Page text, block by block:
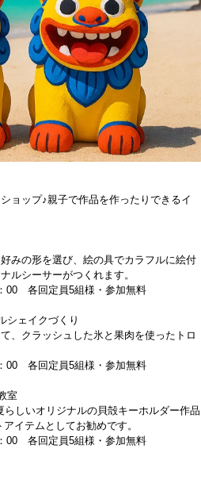
ョップ♪親子で作品を作ったりできるイ
みの形を選び、絵の具でカラフルに絵付
ルシーサーがつくれます。
各回定員5組様・参加無料
シェイクづくり
、クラッシュした氷と果肉を使ったトロ
各回定員5組様・参加無料
室
しいオリジナルの貝殻キーホルダー作品
イテムとしてお勧めです。
各回定員5組様・参加無料